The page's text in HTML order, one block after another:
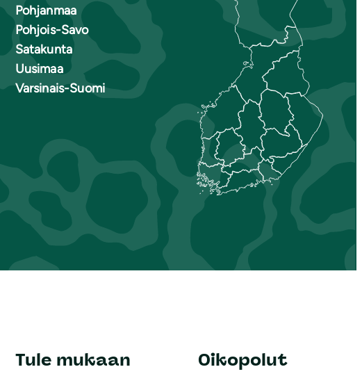
Pohjanmaa
Pohjois-Savo
Satakunta
Uusimaa
Varsinais-Suomi
Tule mukaan Oikopolut